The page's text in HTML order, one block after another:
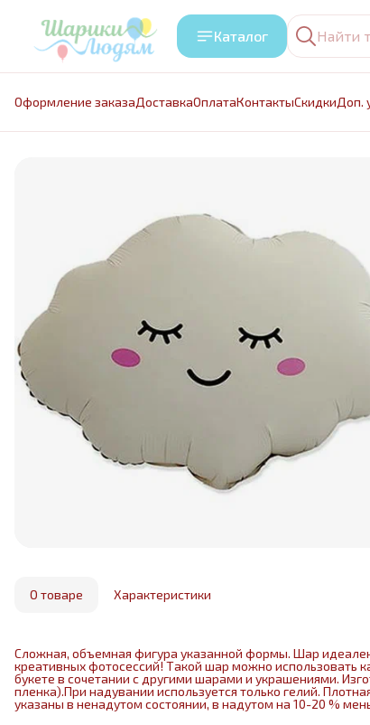
Каталог
Оформление заказаДоставкаОплатаКонтактыCкидкиДоп.
О товаре Характеристики
Сложная, объемная фигура указанной формы. Шар
креативных фотосессий! Такой шар можно использовать
букете в сочетании с другими шарами и украшениями.
пленка).При надувании используется только гелий.
указаны в ненадутом состоянии, в надутом на 10-20 %